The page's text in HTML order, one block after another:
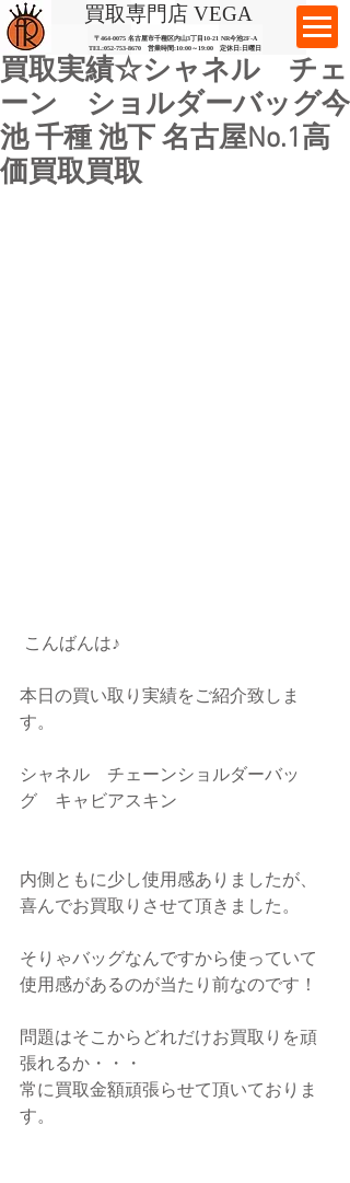
​買取専門店 VEGA
〒464-0075 名古屋市千種区内山3丁目10-21 ​ NR今池2F-A​
TEL:052-753-8670 営業時間:10:00～19:00​ 定休日:日曜日
買取実績☆シャネル チェ
ーン ショルダーバッグ今
池 千種 池下 名古屋No.1高
価買取買取
こんばんは♪
本日の買い取り実績をご紹介致しま
す。
シャネル　チェーンショルダーバッ
グ　キャビアスキン
内側ともに少し使用感ありましたが、
喜んでお買取りさせて頂きました。
そりゃバッグなんですから使っていて
使用感があるのが当たり前なのです！
問題はそこからどれだけお買取りを頑
張れるか・・・
常に買取金額頑張らせて頂いておりま
す。